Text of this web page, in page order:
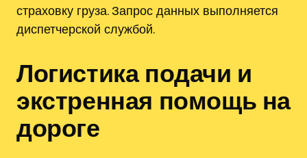
страховку груза. Запрос данных выполняется
диспетчерской службой.
Логистика подачи и
экстренная помощь на
дороге